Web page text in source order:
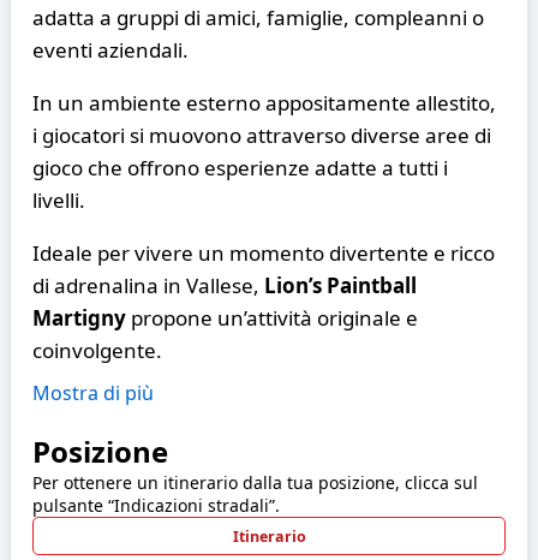
adatta a gruppi di amici, famiglie, compleanni o
eventi aziendali.
In un ambiente esterno appositamente allestito,
i giocatori si muovono attraverso diverse aree di
gioco che offrono esperienze adatte a tutti i
livelli.
Ideale per vivere un momento divertente e ricco
di adrenalina in Vallese, Lion’s Paintball
Martigny propone un’attività originale e
coinvolgente.
Mostra di più
Posizione
Per ottenere un itinerario dalla tua posizione, clicca sul
pulsante “Indicazioni stradali”.
Itinerario